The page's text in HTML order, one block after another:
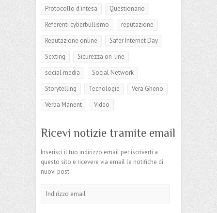
Questionario
Referenti cyberbullismo
reputazione
Reputazione online
Safer Internet Day
Sexting
Storytelling
Tecnologie
Ricevi notizie tramite email
Inserisci il tuo indirizzo email per iscriverti a
questo sito e ricevere via email le notifiche di
nuovi post.
Indirizzo